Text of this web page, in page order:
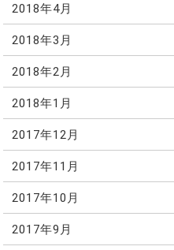
2018年4月
2018年3月
2018年2月
2018年1月
2017年12月
2017年11月
2017年10月
2017年9月